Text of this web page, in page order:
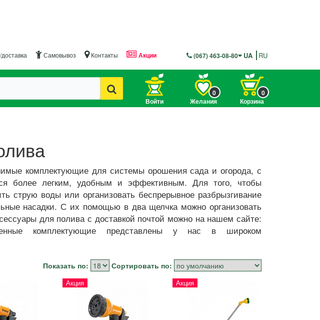
Самовывоз Контакты Акции (067) 463-08-80 UA RU
Войти Желания
0
Корзина
0
комплектующие для системы орошения сада и огорода, с
более легким, удобным и эффективным. Для того, чтобы
струю воды или организовать беспрерывное разбрызгивание
насадки. С их помощью в два щелчка можно организовать
для полива с доставкой почтой можно на нашем сайте:
комплектующие представлены у нас в широком
Показать по: Сортировать по:
Акция Акция